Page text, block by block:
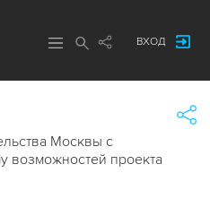
ВХОД
Москвы с
возможностей проекта